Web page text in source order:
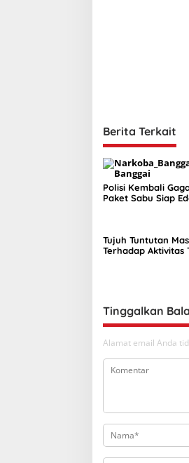
o
s
Berita Terkait
Polisi Kembali
Paket Sabu Siap
Tujuh Tuntutan
Terhadap Aktivitas
Tinggalkan
Alamat email Anda